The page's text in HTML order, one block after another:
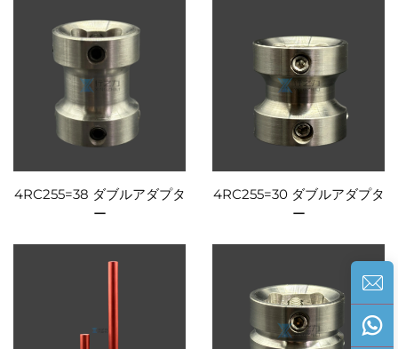
4RC255=38 ダブルアダプタ
ー
4RC255=30 ダブルアダプタ
ー